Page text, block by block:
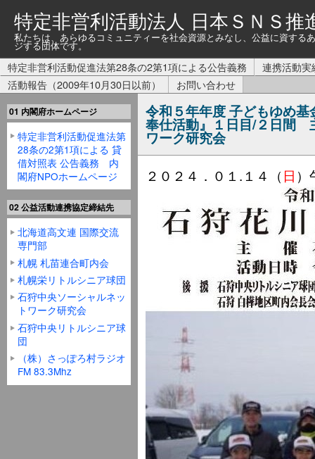
特定非営利活動法人 日本ＳＮＳ推
私たちは、あらゆるコミュニティーを社会資源とみなし、公益に資す
ジする団体です。
特定非営利活動促進法第28条の2第1項による公告義務
連携活動実
活動報告（2009年10月30日以前）
お問い合わせ
令和５年年度 子どもゆめ
奉仕活動』１日目/２日間
ワーク研究会
２０２４．０１.１４（ 日 ）
01 内閣府ホームページ
特定非営利活動促進法第
28条の2第1項による 貸
借対照表 公告義務 内
閣府NPOホームページ
02 公益活動連携協定締結先
北海道高文連 国際交流
専門部
札幌 札苗連合町内会
札幌栄リトルシニア球団
石狩中央ソーシャルネッ
トワーク研究会
石狩中央リトルシニア球
団
（株）さっぽろ村ラジオ
FM 83.3Mhz